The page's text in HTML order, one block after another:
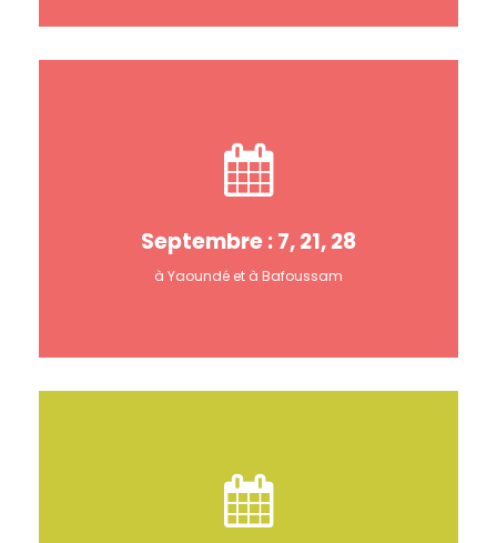
Septembre : 7, 21, 28
à Yaoundé et à Bafoussam